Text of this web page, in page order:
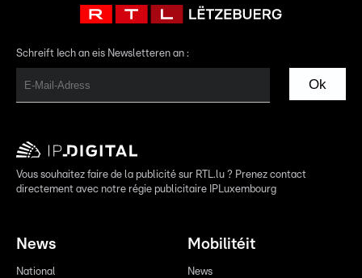
Schreift Iech an eis Newsletteren an :
Ok
Vous souhaitez faire de la publicité sur RTL.lu ? Prenez contact
directement avec notre régie publicitaire IPLuxembourg
News
National
Mobilitéit
News